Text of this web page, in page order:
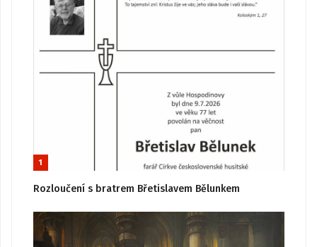
1
Rozloučení s bratrem Břetislavem Bělunkem